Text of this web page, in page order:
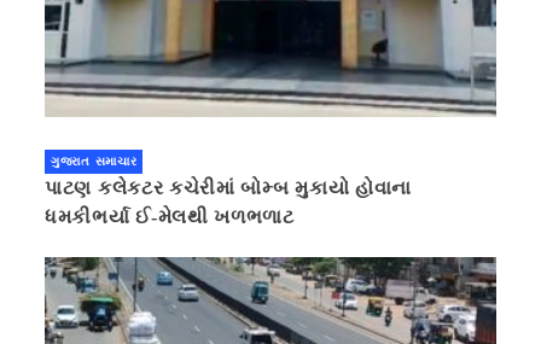
ગુજરાત સમાચાર
પાટણ કલેકટર કચેરીમાં બોમ્બ મુકાયો હોવાના
ધમકીભર્યા ઈ-મેલથી ખળભળાટ